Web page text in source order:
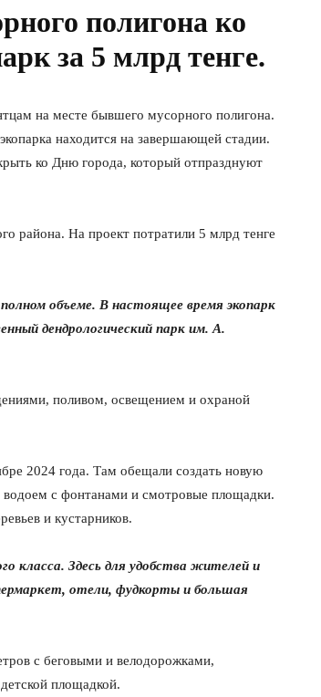
полигона ко
за 5 млрд тенге.
на месте бывшего мусорного полигона.
находится на завершающей стадии.
ко Дню города, который отпразднуют
района. На проект потратили 5 млрд тенге
объеме. В настоящее время экопарк
дендрологический парк им. А.
поливом, освещением и охраной
2024 года. Там обещали создать новую
водоем с фонтанами и смотровые площадки.
и кустарников.
класса. Здесь для удобства жителей и
отели, фудкорты и большая
с беговыми и велодорожками,
площадкой.